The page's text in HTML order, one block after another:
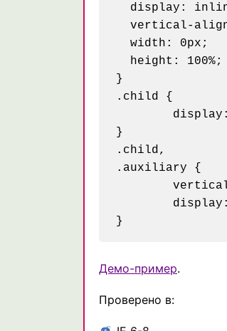
display:
vertical-
  width: 0px;
  height: 100%;
}
.child {
}
.child,
.auxiliary {
Демо-пример.
Проверено в: